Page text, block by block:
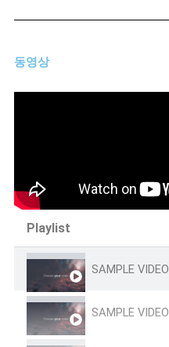
동영상
Playlist
SAMPLE VIDEO
SAMPLE VIDEO